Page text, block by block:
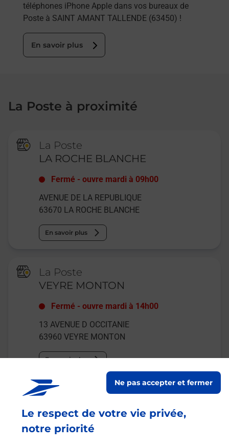
Le respect de votre vie privée,
notre priorité
Ne pas accepter et fermer
téléphones iPhone Apple dans vos bureaux de
Poste à SAINT AMANT TALLENDE (63450) !
En savoir plus
La Poste à proximité
La Poste
LA ROCHE BLANCHE
Fermé -ouvre mardi à 09h00
AVENUE DE LA REPUBLIQUE
63670 LA ROCHE BLANCHE
En savoir plus
La Poste
VEYRE MONTON
Fermé -ouvre mardi à 14h00
13 AVENUE D OCCITANIE
63960 VEYRE MONTON
En savoir plus
Malin !
La Poste
en ligne